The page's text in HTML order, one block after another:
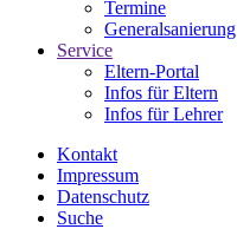
Termine
Generalsanierung
Service
Eltern-Portal
Infos für Eltern
Infos für Lehrer
Kontakt
Impressum
Datenschutz
Suche